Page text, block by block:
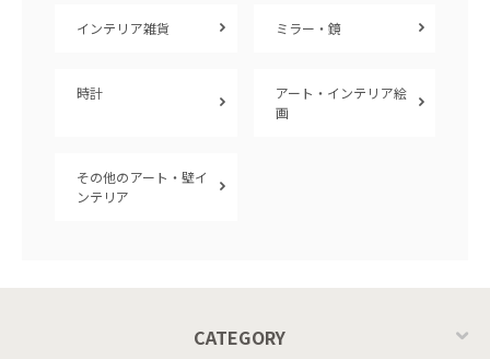
インテリア雑貨 ミラー・鏡
時計
アート・インテリア絵
画
その他のアート・壁イ
ンテリア
CATEGORY